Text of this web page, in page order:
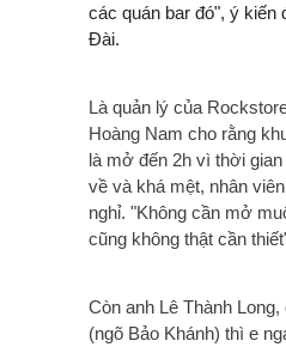
các quán bar đó", ý kiến
Đài.
Là quản lý của
Hoàng Nam cho rằng
là mở đến 2h vì thời
về và khá mệt, nhân
nghỉ. "Không cần mở
cũng không thật cần
Còn anh Lê Thành
(ngõ Bảo Khánh) thì e